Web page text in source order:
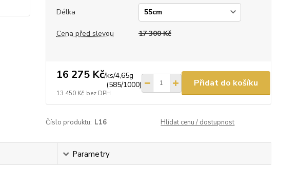
Délka
Cena před slevou 17 300 Kč
16 275 Kč/ks/4,65g
(585/1000)
13 450 Kč bez DPH
Přidat do košíku
Číslo produktu: L16 Hlídat cenu / dostupnost
Parametry